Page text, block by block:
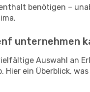
benötigen –
unternehmen
Auswahl an
Hier ein Überblick, was